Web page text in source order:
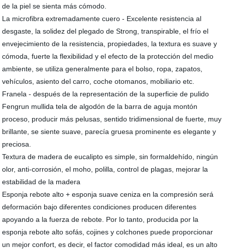
de la piel se sienta más cómodo.
La microfibra extremadamente cuero - Excelente resistencia al
desgaste, la solidez del plegado de Strong, transpirable, el frío el
envejecimiento de la resistencia, propiedades, la textura es suave y
cómoda, fuerte la flexibilidad y el efecto de la protección del medio
ambiente, se utiliza generalmente para el bolso, ropa, zapatos,
vehículos, asiento del carro, coche otomanos, mobiliario etc.
Franela - después de la representación de la superficie de pulido
Fengrun mullida tela de algodón de la barra de aguja montón
proceso, producir más pelusas, sentido tridimensional de fuerte, muy
brillante, se siente suave, parecía gruesa prominente es elegante y
preciosa.
Textura de madera de eucalipto es simple, sin formaldehído, ningún
olor, anti-corrosión, el moho, polilla, control de plagas, mejorar la
estabilidad de la madera
Esponja rebote alto + esponja suave ceniza en la compresión será
deformación bajo diferentes condiciones producen diferentes
apoyando a la fuerza de rebote. Por lo tanto, producida por la
esponja rebote alto sofás, cojines y colchones puede proporcionar
un mejor confort, es decir, el factor comodidad más ideal, es un alto